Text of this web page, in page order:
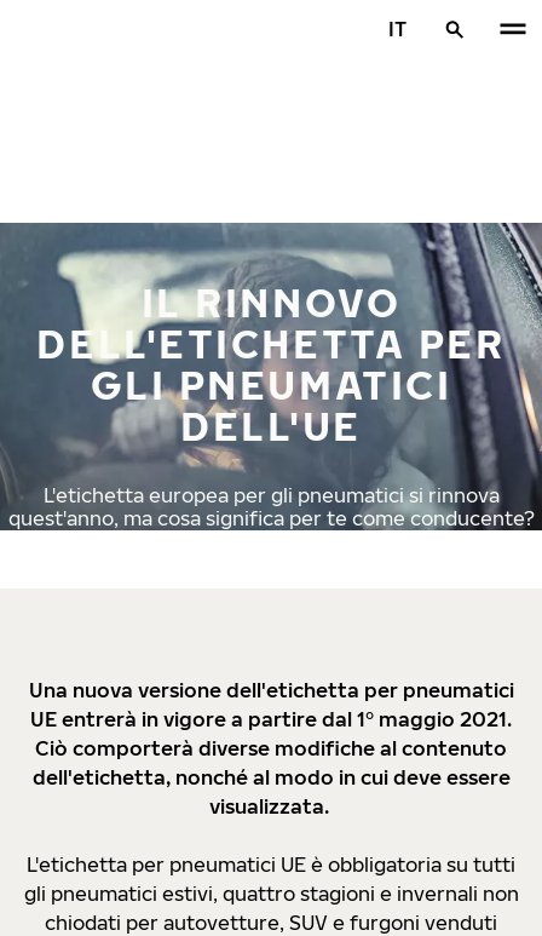
IT
IL RINNOVO
DELL'ETICHETTA PER
GLI PNEUMATICI
DELL'UE
L'etichetta europea per gli pneumatici si rinnova
quest'anno, ma cosa significa per te come conducente?
Una nuova versione dell'etichetta per pneumatici
UE entrerà in vigore a partire dal 1° maggio 2021.
Ciò comporterà diverse modifiche al contenuto
dell'etichetta, nonché al modo in cui deve essere
visualizzata.
L'etichetta per pneumatici UE è obbligatoria su tutti
gli pneumatici estivi, quattro stagioni e invernali non
chiodati per autovetture, SUV e furgoni venduti